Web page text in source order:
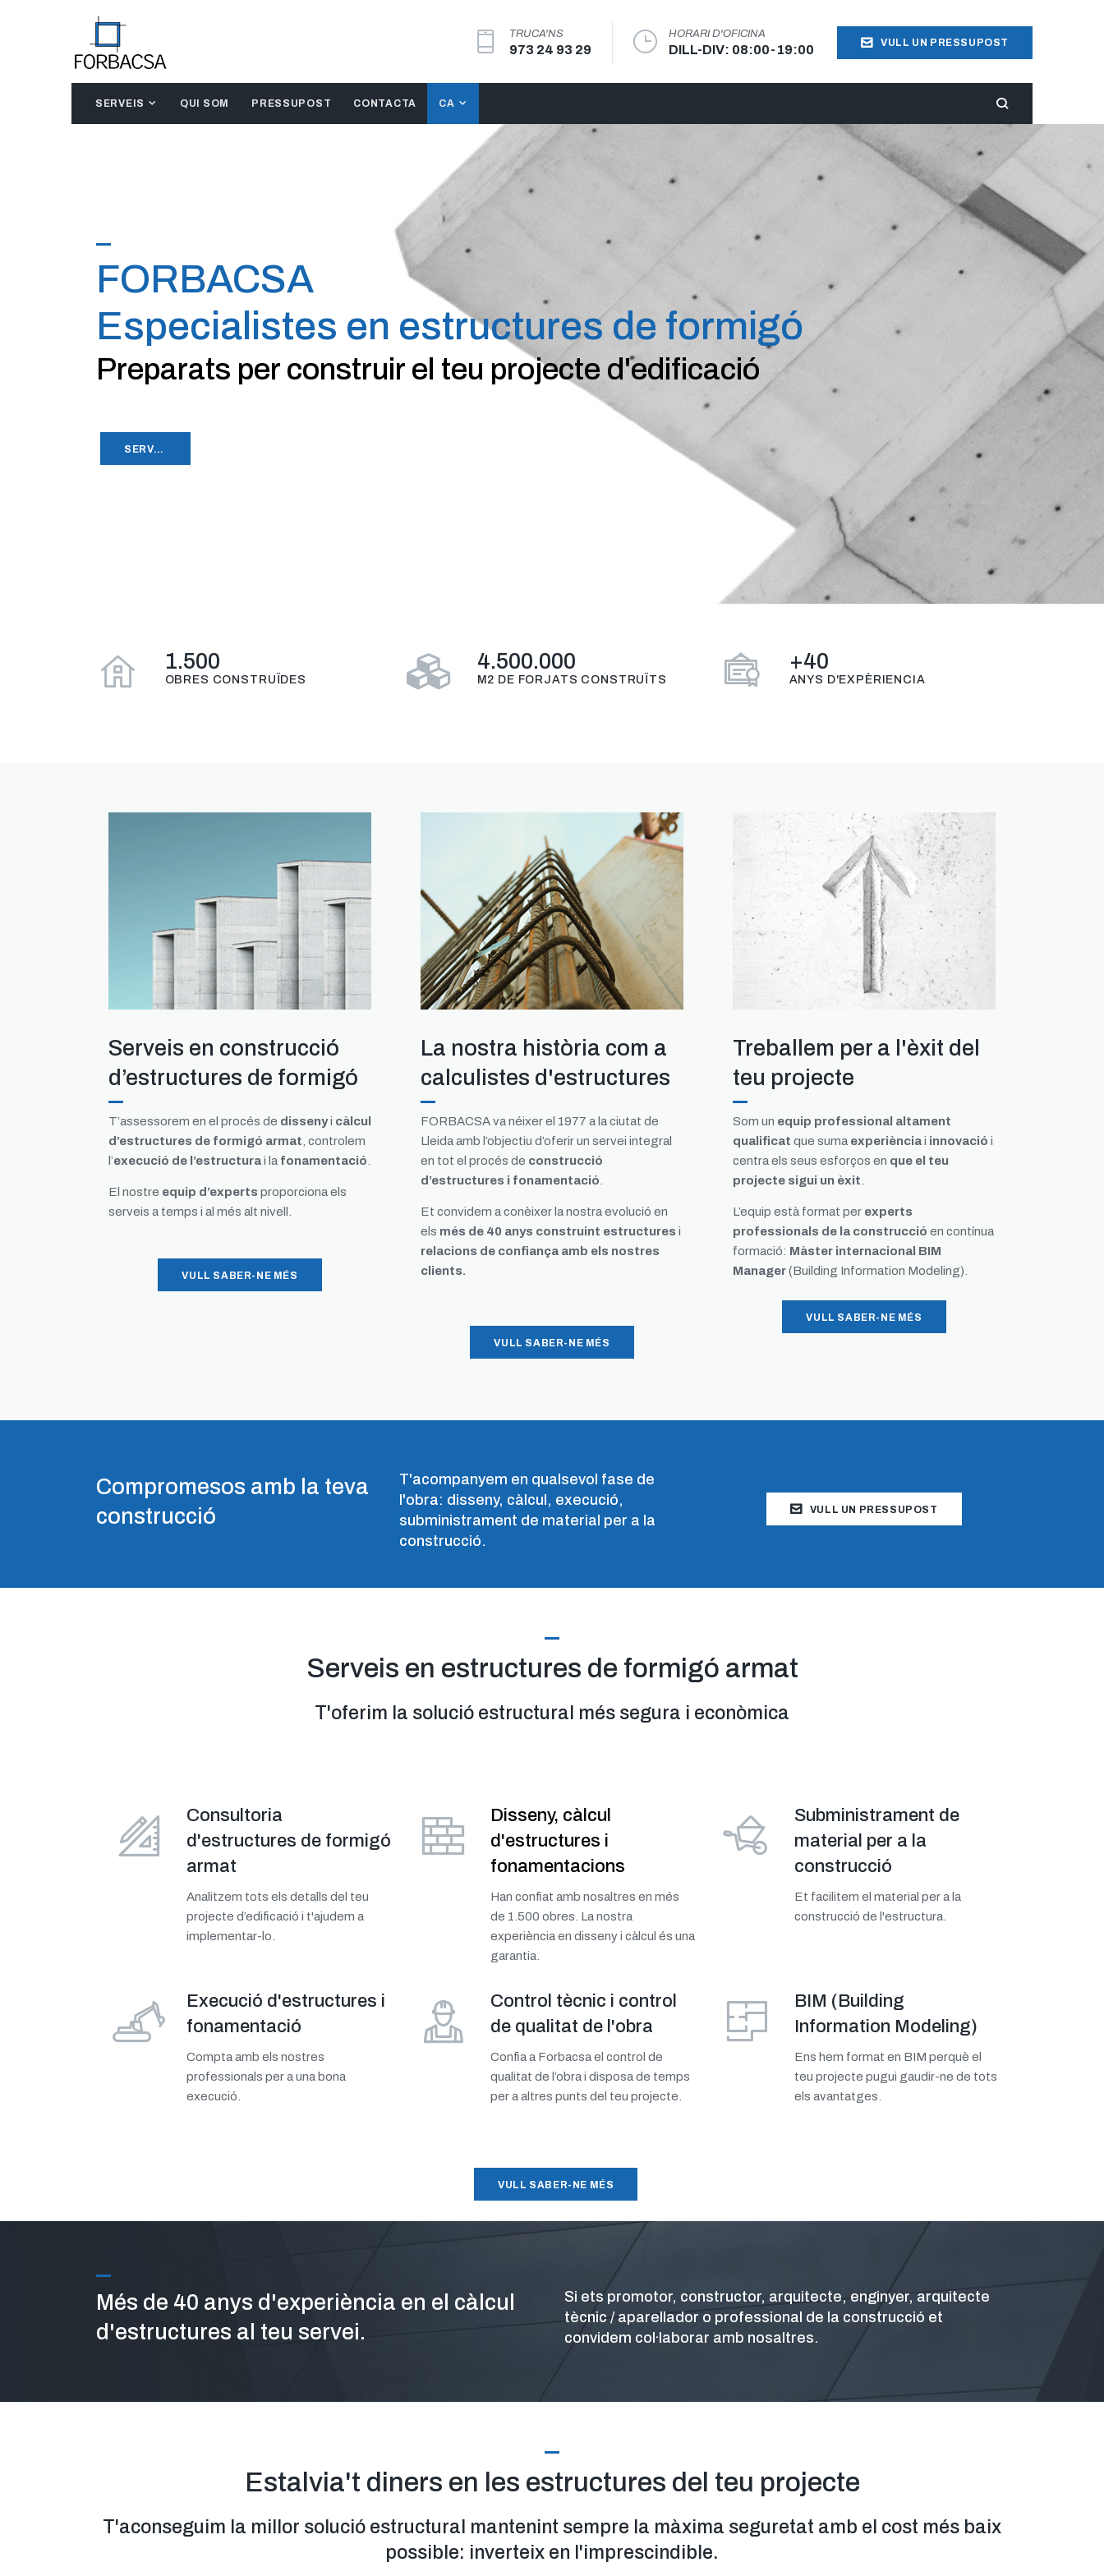
TRUCA'NS
973 24 93 29
HORARI D'OFICINA
DILL-DIV: 08:00-19:00 VULL UN PRESSUPOST
SERVEIS QUI SOM PRESSUPOST CONTACTA CA
FORBACSA
Especialistes en estructures de formigó
Preparats per construir el teu projecte d'edificació
SERVEIS
1.500
OBRES CONSTRUÏDES
4.500.000
M2 DE FORJATS CONSTRUÏTS
+40
ANYS D'EXPÈRIENCIA
Serveis en construcció
d’estructures de formigó
T’assessorem en el procés de dissenyi càlcul
d’estructures de formigó armat, controlem
l’execució de l’estructurai la fonamentació.
El nostre equip d’experts proporciona els
serveis a temps i al més alt nivell.
VULL SABER-NE MÉS
La nostra història com a
calculistes d'estructures
FORBACSA va néixer el 1977 a la ciutat de
Lleida amb l’objectiu d’oferir un servei integral
en tot el procés de construcció
d’estructures i fonamentació.
Et convidem a conèixer la nostra evolució en
els més de 40 anys construint estructures i
relacions de confiança amb els nostres
clients.
VULL SABER-NE MÉS
Treballem per a l'èxit del
teu projecte
Som un equip professional altament
qualificat que suma experiènciai innovació i
centra els seus esforços en que el teu
projecte sigui un èxit.
L’equip està format per experts
professionals de la construcció en contínua
formació: Màster internacional BIM
Manager(Building Information Modeling).
VULL SABER-NE MÉS
Compromesos amb la teva
construcció
T'acompanyem en qualsevol fase de
l'obra: disseny, càlcul, execució,
subministrament de material per a la
construcció.
VULL UN PRESSUPOST
Serveis en estructures de formigó armat
T'oferim la solució estructural més segura i econòmica
Consultoria
d'estructures de formigó
armat
Analitzem tots els detalls del teu
projecte d’edificació i t'ajudem a
implementar-lo.
Disseny, càlcul
d'estructures i
fonamentacions
Han confiat amb nosaltres en més
de 1.500 obres. La nostra
experiència en disseny i càlcul és una
garantia.
Subministrament de
material per a la
construcció
Et facilitem el material per a la
construcció de l'estructura.
Execució d'estructures i
fonamentació
Compta amb els nostres
professionals per a una bona
execució.
Control tècnic i control
de qualitat de l'obra
Confia a Forbacsa el control de
qualitat de l’obra i disposa de temps
per a altres punts del teu projecte.
BIM (Building
Information Modeling)
Ens hem format en BIM perquè el
teu projecte pugui gaudir-ne de tots
els avantatges.
VULL SABER-NE MÉS
Més de 40 anys d'experiència en el càlcul
d'estructures al teu servei.
Si ets promotor, constructor, arquitecte, enginyer, arquitecte
tècnic / aparellador o professional de la construcció et
convidem col·laborar amb nosaltres.
Estalvia't diners en les estructures del teu projecte
T'aconseguim la millor solució estructural mantenint sempre la màxima seguretat amb el cost més baix
possible: inverteix en l'imprescindible.